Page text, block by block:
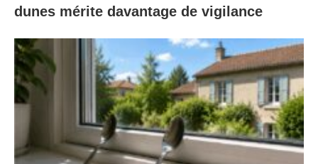
dunes mérite davantage de vigilance